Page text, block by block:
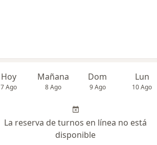
Hoy
7 Ago
Mañana
8 Ago
Dom
9 Ago
Lun
10 Ago
La reserva de turnos en línea no está
disponible